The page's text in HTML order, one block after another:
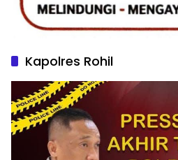
Kapolres Rohil